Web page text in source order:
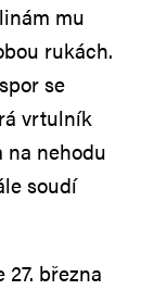
mu
rukách.
se
vrtulník
na nehodu
soudí
března